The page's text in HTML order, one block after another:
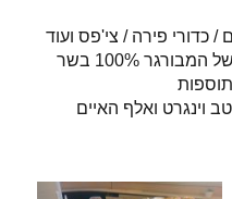
/ כדורי פירה / צי'פס ועוד
– הכנה במקום של המבורגר 100% בשר
וינגרט ואלף האיים